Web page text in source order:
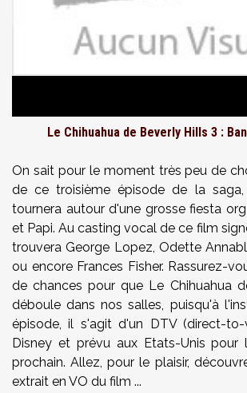
Le Chihuahua de Beverly Hills 3 :
On sait pour le moment très peu de
de ce troisième épisode de la
tournera autour d'une grosse fiesta
et Papi. Au casting vocal de ce film
trouvera George Lopez, Odette
ou encore Frances Fisher. Rassurez-
de chances pour que Le Chihuahua
déboule dans nos salles, puisqu'à
épisode, il s'agit d'un DTV (direct-
Disney et prévu aux Etats-Unis pour
prochain. Allez, pour le plaisir,
extrait en VO du film ...